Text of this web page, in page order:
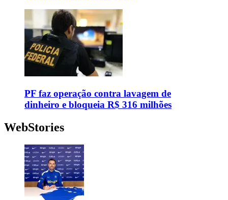
PF faz operação contra lavagem de
dinheiro e bloqueia R$ 316 milhões
WebStories